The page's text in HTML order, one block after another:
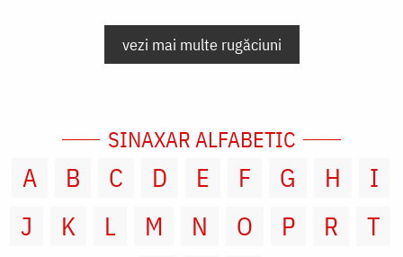
vezi mai multe rugăciuni
SINAXAR ALFABETIC
A B C D E F G H
I
J
K L M N O P R
T